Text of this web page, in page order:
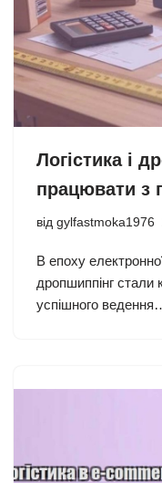
Логістика і
працювати з
від gylfastmoka1976
В епоху
дропшиппінг
успішного